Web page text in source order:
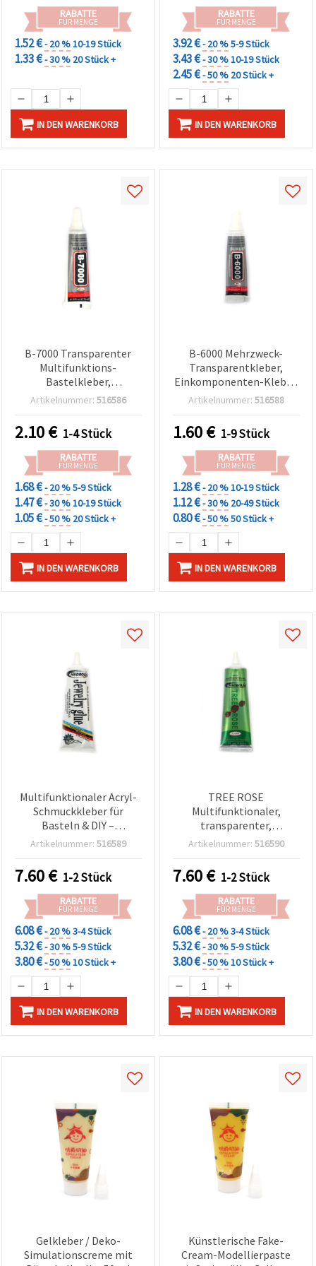
RABATTE
FÜR MENGE
1.52 €- 20 %10-19 Stück
1.33 €- 30 % 20 Stück +
IN DEN WARENKORB
RABATTE
FÜR MENGE
3.92 €- 20 %5-9 Stück
3.43 €- 30 %10-19 Stück
2.45 €- 50 % 20 Stück +
IN DEN WARENKORB
B-7000 Transparenter
Multifunktions-
Bastelkleber,
Einkomponenten-Kleber,
Artikelnummer: 516586
2.10€ 1-4 Stück
RABATTE
FÜR MENGE
1.68 €- 20 %5-9 Stück
1.47 €- 30 %10-19 Stück
1.05 €- 50 % 20 Stück +
IN DEN WARENKORB
B-6000 Mehrzweck-
Transparentkleber,
Einkomponenten-Kleber,
9 ml
Artikelnummer: 516588
1.60€ 1-9 Stück
RABATTE
FÜR MENGE
1.28 €- 20 %10-19 Stück
1.12 €- 30 % 20-49 Stück
0.80 €- 50 %50 Stück +
IN DEN WARENKORB
Multifunktionaler Acryl-
Schmuckkleber für
Basteln & DIY –
transparent, wasserfest,
säurebeständig, 110 ml
Artikelnummer: 516589
7.60€ 1-2 Stück
RABATTE
FÜR MENGE
6.08 €- 20 %3-4 Stück
5.32 €- 30 %5-9 Stück
3.80 €- 50 %10 Stück +
IN DEN WARENKORB
TREE ROSE
Multifunktionaler,
transparenter,
wasserdichter Schmuck-
Artikelnummer: 516590
7.60€ 1-2 Stück
RABATTE
FÜR MENGE
6.08 €- 20 %3-4 Stück
5.32 €- 30 %5-9 Stück
3.80 €- 50 %10 Stück +
IN DEN WARENKORB
Gelkleber / Deko-
Simulationscreme mit
Künstlerische Fake-
Cream-Modellierpaste